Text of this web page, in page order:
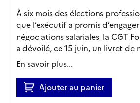
À six mois des élections
que l’exécutif a promis
négociations salariales, la CGT
a dévoilé, ce 15 juin, un livret de
En savoir plus...
Ajouter au panier